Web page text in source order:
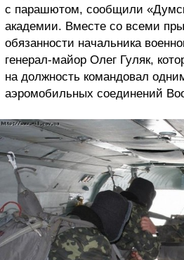
с парашютом, сообщили
академии. Вместе со всеми
обязанности начальника
генерал-майор Олег Гуляк,
на должность командовал
аэромобильных соединений